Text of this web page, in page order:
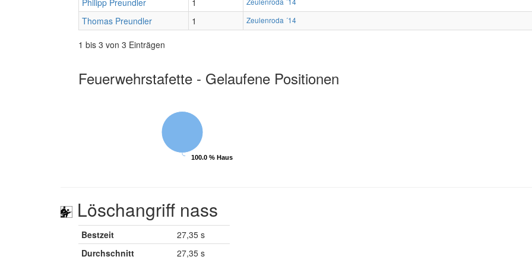
Philipp Preundler 1
Thomas Preundler 1 Zeulenroda ´14
1 bis 3 von 3 Einträgen
Feuerwehrstafette - Gelaufene Positionen
100.0 % Haus
100.0 % Haus
Löschangriff nass
Bestzeit
27,35 s
Durchschnitt
27,35 s